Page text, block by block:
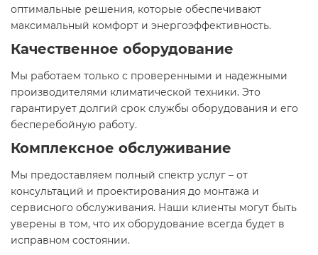
оптимальные решения, которые обеспечивают
максимальный комфорт и энергоэффективность.
Качественное оборудование
Мы работаем только с проверенными и надежными
производителями климатической техники. Это
гарантирует долгий срок службы оборудования и его
бесперебойную работу.
Комплексное обслуживание
Мы предоставляем полный спектр услуг – от
консультаций и проектирования до монтажа и
сервисного обслуживания. Наши клиенты могут быть
уверены в том, что их оборудование всегда будет в
исправном состоянии.